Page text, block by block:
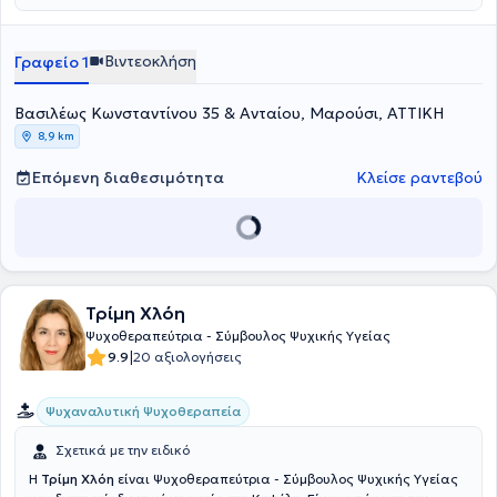
σεμινάρια και βιωματικά σεμινάρια εκπαίδευσης που αφορούν το
Ανθρωπίνων Σχέσεων. Έχει υπάρξει Εκπαιδεύτρια αλλά και
Συντονίστρια σε πολλά σεμινάρια, ενώ μετέχει και εθελοντικά σε
με στόχο τη διεύρυνση των γνώσεων πάνω στο αντικείμενό της.
Τέλος, είναι μέλος της Ελληνικής Συμβουλευτικής Εταιρείας και της
Ευρωπαϊκής Συμβουλευτικής Εταιρείας και μιλάει αγγλικά και
γαλλικά.
Γραφείο 1 Βιντεοκλήση
Βασιλέως Κωνσταντίνου 35 & Ανταίου, Μαρούσι, ΑΤΤΙΚΗ
8,9 km
Επόμενη διαθεσιμότητα Κλείσε ραντεβού
Τρίμη Χλόη
Ψυχοθεραπεύτρια - Σύμβουλος Ψυχικής Υγείας
9.9|20 αξιολογήσεις
Ψυχαναλυτική Ψυχοθεραπεία
Σχετικά με την ειδικό
Η Τρίμη Χλόη είναι Ψυχοθεραπεύτρια - Σύμβουλος Ψυχικής Υγείας